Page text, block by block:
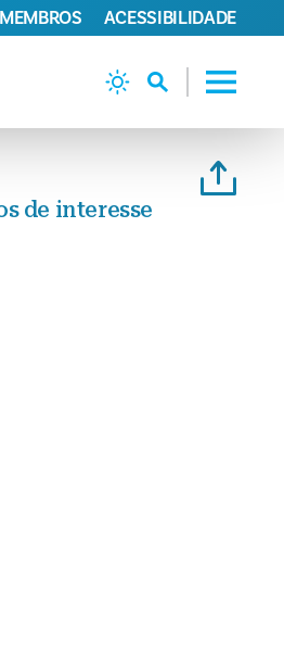
MEMBROS ACESSIBILIDADE
de interesse